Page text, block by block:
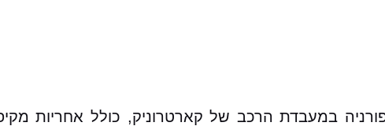
במעבדת הרכב של קארטרוניק, כולל אחריות